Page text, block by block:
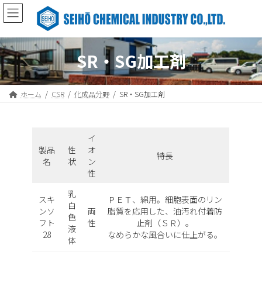
コ
ン
ン
ツ
へ
ス
キ
ナ
ビ
ー
シ
ョ
ン
に
SR・SG加工剤
ホーム CSR 化成品分野 SR・SG加工剤
製品
名
性
状
イ
オ
ン
性
特長
スキ
ンソ
フト
28
乳
白
色
液
体
両
性
ＰＥＴ、綿用。細胞表面のリン
脂質を応用した、油汚れ付着防
止剤（ＳＲ）。
なめらかな風合いに仕上がる。